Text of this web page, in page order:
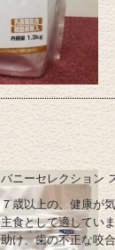
バニーセレクション
７歳以上の、健康が
主食として適してい
助け、歯の不正な咬